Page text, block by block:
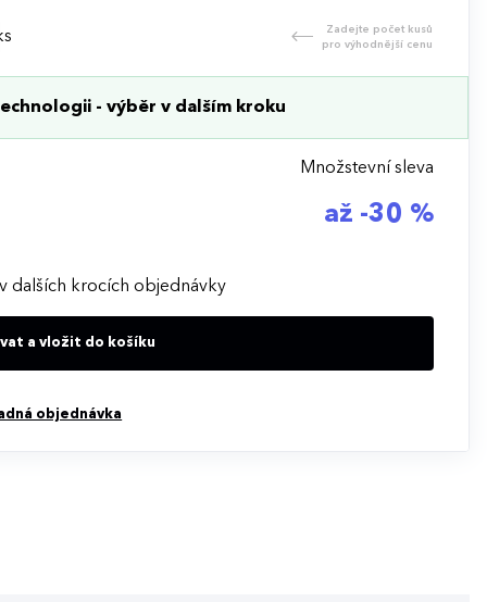
Zadejte počet kusů
pro výhodnější cenu
- výběr v dalším kroku
Množstevní sleva
až -30 %
dalších krocích objednávky
a vložit do košíku
objednávka